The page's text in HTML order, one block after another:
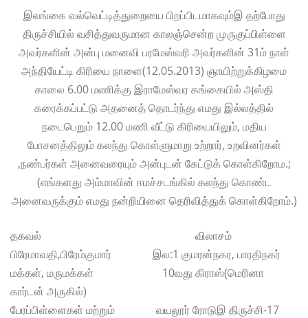
இலங்கை வல்வெட்டித்துறையை பிறப்பிடமாகவும்இ தற்போது
திருச்சியில் வசித்துவருமான காலஞ்சென்ற முருகுப்பிள்ளை
அவர்களின் அன்பு மனைவி பரமேஸ்வரி அவர்களின் 31ம் நாள்
அந்தியேட்டி கிரியை நாளை(12.05.2013) ஞாயிற்றுக்கிழமை
காலை 6.00 மணிக்கு இராமேஸ்வர கங்கையில் அஸ்தி
கரைக்கப்பட்டு அதனைத் தொடர்ந்து எமது இல்லத்தில்
நடைபெறும் 12.00 மணி வீட்டு கிரியையிலும், மதிய
போசனத்திலும் கலந்து கொள்ளுமாறு உற்றார், உறவினர்கள்
,நண்பர்கள் அனைவரையும் அன்புடன் கேட்டுக் கொள்கிறோம.;
(எங்களது அம்மாவின் ஈமச்சடங்கில் கலந்து கொண்ட
அனைவருக்கும் எமது நன்றியினை தெரிவித்துக் கொள்கிறோம்.)
தகவல் விலாசம்
பிரேமாவதி,பிரேம்குமார் இல:1 குமரன்நகர, பாரதிநகர்
மக்கள், மருமக்கள் 10வது கிராஸ்(மெரினா
கார்டன் அருகில்)
பேரப்பிள்ளைகள் மற்றும் வயலூர் ரோடுஇ திருச்சி-17